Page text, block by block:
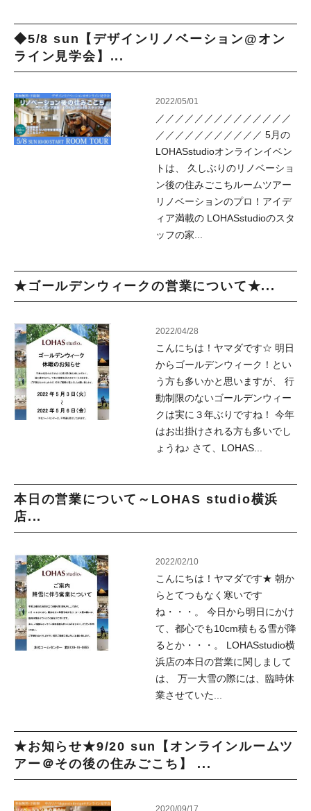
◆5/8 sun【デザインリノベーション@オン
ライン見学会】...
2022/05/01
／／／／／／／／／／／／／／
／／／／／／／／／／／ 5月の
LOHASstudioオンラインイベン
トは、 久しぶりのリノベーショ
ン後の住みごこちルームツアー
リノベーションのプロ！アイデ
ィア満載の LOHASstudioのスタ
ッフの家...
★ゴールデンウィークの営業について★...
2022/04/28
こんにちは！ヤマダです☆ 明日
からゴールデンウィーク！とい
う方も多いかと思いますが、 行
動制限のないゴールデンウィー
クは実に３年ぶりですね！ 今年
はお出掛けされる方も多いでし
ょうね♪ さて、LOHAS...
本日の営業について～LOHAS studio横浜
店...
2022/02/10
こんにちは！ヤマダです★ 朝か
らとてつもなく寒いです
ね・・・。 今日から明日にかけ
て、都心でも10cm積もる雪が降
るとか・・・。 LOHASstudio横
浜店の本日の営業に関しまして
は、 万一大雪の際には、臨時休
業させていた...
★お知らせ★9/20 sun【オンラインルームツ
アー＠その後の住みごこち】 ...
2020/09/17